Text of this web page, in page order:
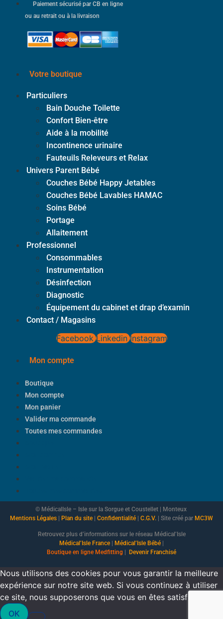
Paiement sécurisé par CB en ligne
ou au retrait ou à la livraison
Votre boutique
Particuliers
Bain Douche Toilette
Confort Bien-être
Aide à la mobilité
Incontinence urinaire
Fauteuils Releveurs et Relax
Univers Parent Bébé
Couches Bébé Happy Jetables
Couches Bébé Lavables HAMAC
Soins Bébé
Portage
Allaitement
Professionnel
Consommables
Instrumentation
Désinfection
Diagnostic
Équipement du cabinet et drap d’examin
Contact / Magasins
Facebook Linkedin Instagram
Mon compte
Boutique
Mon compte
Mon panier
Valider ma commande
Toutes mes commandes
© MédicalIsle – Isle sur la Sorgue et Coustellet | Monteux
Mentions Légales | Plan du site | Confidentialité | C.G.V. | Site créé par MC3W
Retrouvez plus d’informations sur le réseau Médical’Isle
Médical’Isle France
Médical’Isle Bébé
Boutique en ligne Medfitting Devenir Franchisé
Nous utilisons des cookies pour vous garantir la meilleure
expérience sur notre site web. Si vous continuez à utiliser
ce site, nous supposerons que vous en êtes satisfait.
OK